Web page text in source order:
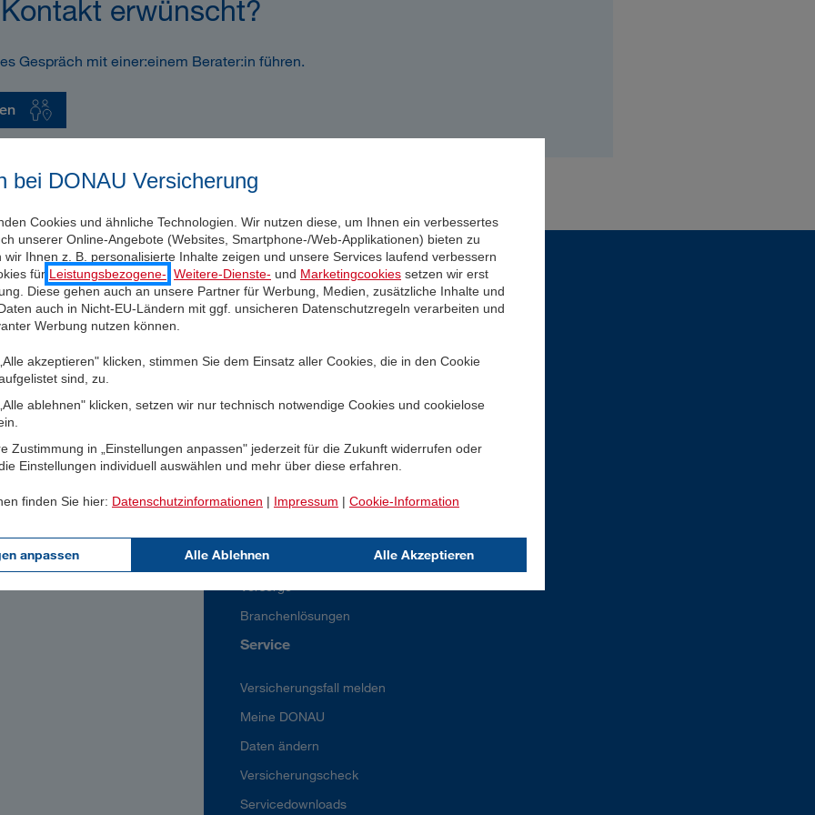
bei DONAU Versicherung
Cookies und ähnliche Technologien. Wir nutzen diese, um Ihnen ein verbessertes
unserer Online-Angebote (Websites, Smartphone-/Web-Applikationen) bieten zu
wir Ihnen z. B. personalisierte Inhalte zeigen und unsere Services laufend verbessern
für Leistungsbezogene- Weitere-Dienste- und Marketingcookies setzen wir erst
Diese gehen auch an unsere Partner für Werbung, Medien, zusätzliche Inhalte und
auch in Nicht-EU-Ländern mit ggf. unsicheren Datenschutzregeln verarbeiten und
Werbung nutzen können.
akzeptieren" klicken, stimmen Sie dem Einsatz aller Cookies, die in den Cookie
sind, zu.
ablehnen" klicken, setzen wir nur technisch notwendige Cookies und cookielose
Zustimmung in „Einstellungen anpassen" jederzeit für die Zukunft widerrufen oder
Einstellungen individuell auswählen und mehr über diese erfahren.
finden Sie hier: Datenschutzinformationen | Impressum | Cookie-Information
anpassen Alle Ablehnen Alle Akzeptieren
erwünscht?
Gespräch mit einer:einem Berater:in führen.
Privatkunden
Vorsorge
Kfz
Rechtsschutz
Geschäftskunden
Betriebsversicherungen
Branchenlösungen
Service
Versicherungsfall melden
Meine DONAU
Daten ändern
Versicherungscheck
Servicedownloads